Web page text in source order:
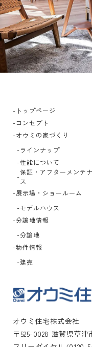
オウミ住宅株式会社
〒525-0028 滋賀県草津
トップページ
コンセプト
オウミの家づくり
ラインナップ
性能について
保証・アフターメンテ
ス
展示場・ショールーム
モデルハウス
分譲地情報
分譲地
物件情報
建売